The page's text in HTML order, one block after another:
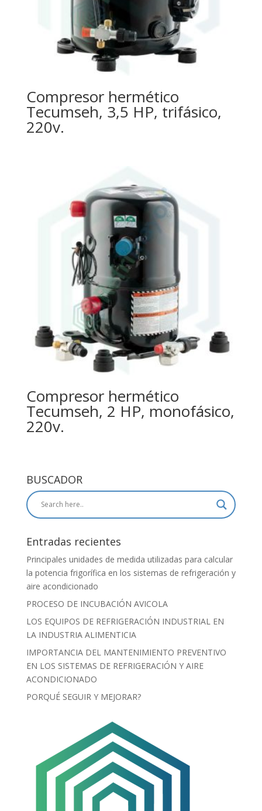
Compresor hermético
Tecumseh, 3,5 HP, trifásico,
220v.
Compresor hermético
Tecumseh, 2 HP, monofásico,
220v.
BUSCADOR
Entradas recientes
Principales unidades de medida utilizadas para calcular
la potencia frigorífica en los sistemas de refrigeración y
aire acondicionado
PROCESO DE INCUBACIÓN AVICOLA
LOS EQUIPOS DE REFRIGERACIÓN INDUSTRIAL EN
LA INDUSTRIA ALIMENTICIA
IMPORTANCIA DEL MANTENIMIENTO PREVENTIVO
EN LOS SISTEMAS DE REFRIGERACIÓN Y AIRE
ACONDICIONADO
PORQUÉ SEGUIR Y MEJORAR?